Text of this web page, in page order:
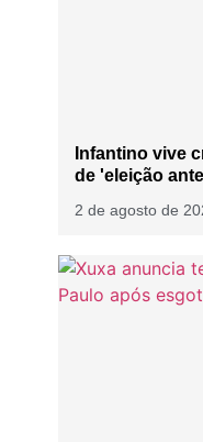
Infantino vive
de 'eleição
2 de agosto de